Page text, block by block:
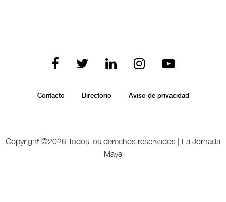
Contacto Directorio Aviso de privacidad
Copyright ©2026 Todos los derechos reservados | La Jornada
Maya